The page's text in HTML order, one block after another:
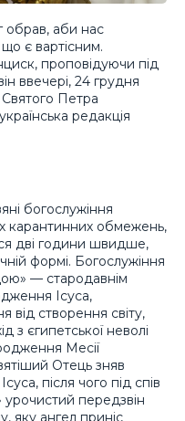
обрав, аби нас
є вартісним.
проповідуючи під
ввечері, 24 грудня
Святого Петра
редакція
богослужіння
карантинних обмежень,
дві години швидше,
формі. Богослужіння
— стародавнім
Ісуса,
від створення світу,
з єгипетської неволі
Месії
Отець зняв
після чого під спів
урочистий передзвін
яку ангел приніс